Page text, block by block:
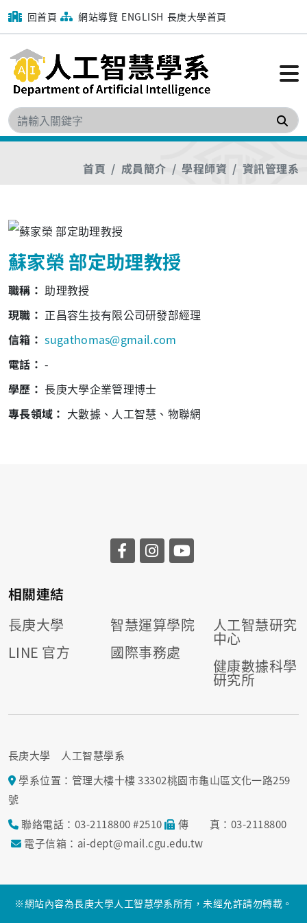
回首頁 網站導覽 ENGLISH 長庚大學首頁
搜
首頁 成員簡介 學程師資 資訊管理系
蘇家榮 部定助理教授
職稱： 助理教授
現職： 正昌容生技有限公司研發部經理
信箱： sugathomas@gmail.com
電話： -
學歷： 長庚大學企業管理博士
專長領域： 大數據、人工智慧、物聯網
相關連結
長庚大學
LINE 官方
智慧運算學院
國際事務處
人工智慧研究
中心
健康數據科學
研究所
長庚大學 人工智慧學系
學系位置：管理大樓十樓 33302桃園市龜山區文化一路259
號
聯絡電話：03-2118800 #2510
傳 真：03-2118800
電子信箱：ai-dept@mail.cgu.edu.tw
※網站內容為長庚大學人工智慧學系所有，未經允許請勿轉載。